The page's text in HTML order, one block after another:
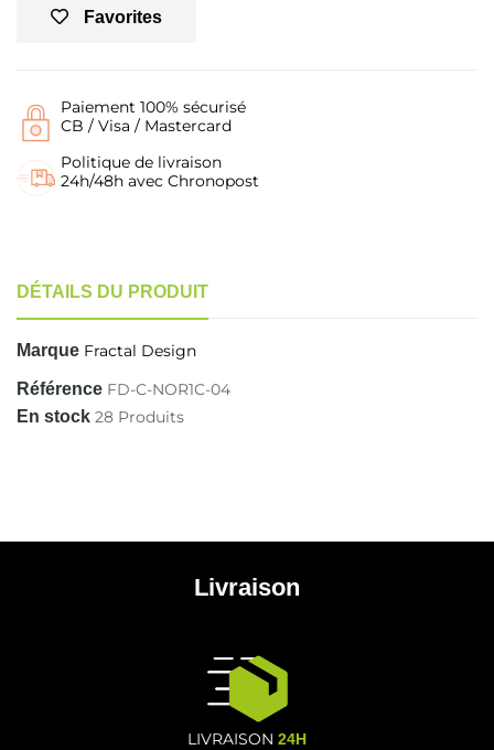
Favorites
Paiement 100% sécurisé
CB / Visa / Mastercard
Politique de livraison
24h/48h avec Chronopost
DÉTAILS DU PRODUIT
Marque Fractal Design
Référence FD-C-NOR1C-04
En stock 28 Produits
Livraison
LIVRAISON 24H